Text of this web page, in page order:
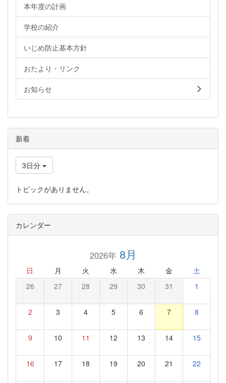
本年度の計画
学校の紹介
いじめ防止基本方針
おたより・リンク
お知らせ
新着
3日分
トピックがありません。
カレンダー
2026年8月
日 月 火 水 木 金 土
26 27 28 29 30 31 1
2 3 4 5 6 7 8
9 10 11 12 13 14 15
16 17 18 19 20 21 22